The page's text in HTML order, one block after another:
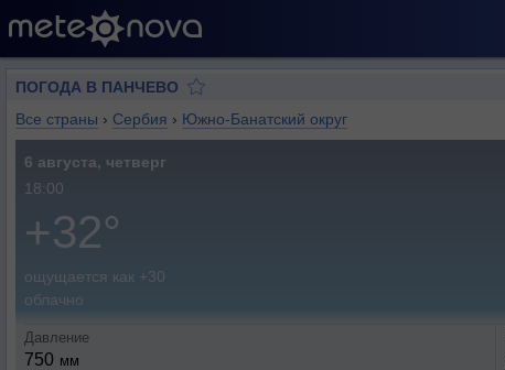
ПОГОДА В ПАНЧЕВО
Все страны › Сербия › Южно-Банатский округ
6 августа, четверг
18:00
+32°
ощущается как +30
облачно
Давление
750 мм